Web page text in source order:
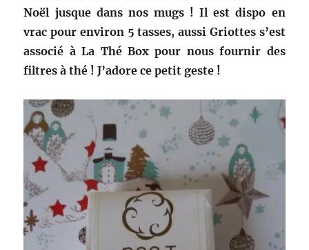
Noël jusque dans nos mugs ! Il est dispo en
vrac pour environ 5 tasses, aussi Griottes s’est
associé à La Thé Box pour nous fournir des
filtres à thé ! J’adore ce petit geste !